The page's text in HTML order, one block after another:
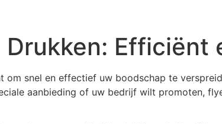
Drukken: Efficiënt
om snel en effectief uw boodschap te
aanbieding of uw bedrijf wilt promoten,